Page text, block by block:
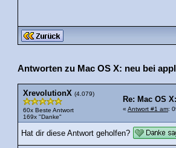
Antworten zu Mac OS X: neu bei
XrevolutionX (4.079)
60x Beste Antwort
169x "Danke"
Re: Mac OS
« Antwort #1 am:
Hat dir diese Antwort geholfen?